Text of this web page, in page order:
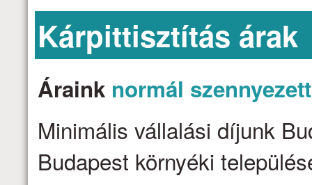
Kárpittisztítás árak
Áraink normál
Minimális vállalási díjunk
Budapest környéki